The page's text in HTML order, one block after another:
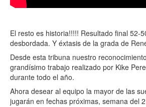
El resto es historia!!!!! Resultado final 52-
desbordada. Y éxtasis de la grada de
Desde esta tribuna nuestro
grandísimo trabajo realizado por Kike
durante todo el año.
Ahora desear al equipo la mayor de las
jugarán en fechas próximas, semana del